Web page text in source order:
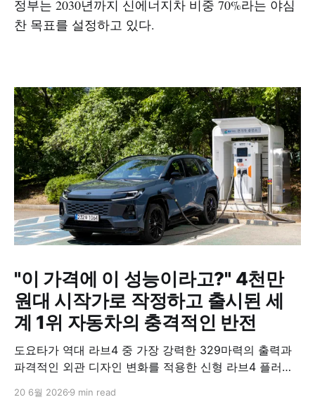
정부는 2030년까지 신에너지차 비중 70%라는 야심
찬 목표를 설정하고 있다.​
"이 가격에 이 성능이라고?" 4천만
원대 시작가로 작정하고 출시된 세
계 1위 자동차의 충격적인 반전
도요타가 역대 라브4 중 가장 강력한 329마력의 출력과
파격적인 외관 디자인 변화를 적용한 신형 라브4 플러그
충전이 가능하고 전기 모드로만 70km 이상 주행할 수 있
20 6월 2026 9 min read